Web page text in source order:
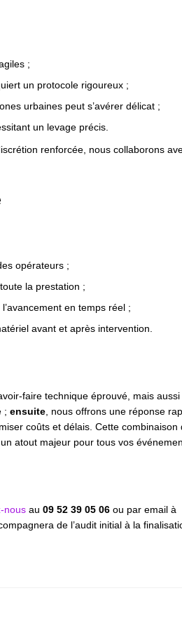
;
un protocole rigoureux ;
urbaines peut s’avérer délicat ;
un levage précis.
renforcée, nous collaborons
opérateurs ;
la prestation ;
en temps réel ;
avant et après intervention.
faire technique éprouvé, mais aussi
; ensuite , nous offrons une réponse
coûts et délais. Cette combinaison
atout majeur pour tous vos
nous au 09 52 39 05 06 ou par email à
de l’audit initial à la